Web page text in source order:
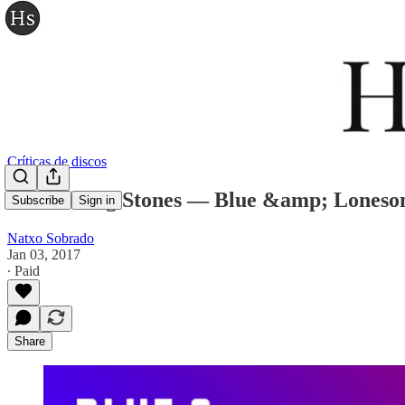
Subscribe Sign in
Críticas de discos
The Rolling Stones — Blue &amp;
Natxo Sobrado
Jan 03, 2017
∙ Paid
Share